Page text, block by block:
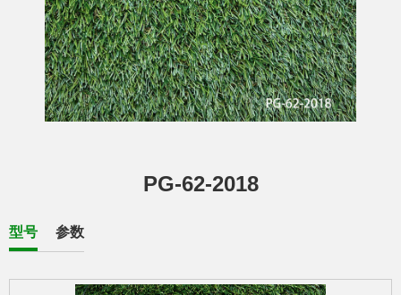
PG-62-2018
型号 参数